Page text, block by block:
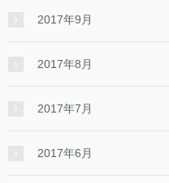
2017年9月
2017年8月
2017年7月
2017年6月